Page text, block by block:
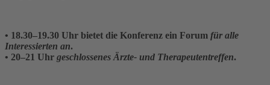
• 18.30–19.30 Uhr bietet die Konferenz ein Forum für alle
Interessierten an.
• 20–21 Uhr geschlossenes Ärzte- und Therapeutentreffen.